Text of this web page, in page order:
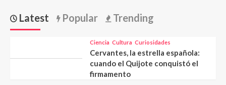
Latest Popular Trending
Ciencia Cultura Curiosidades
Cervantes, la estrella española:
cuando el Quijote conquistó el
firmamento